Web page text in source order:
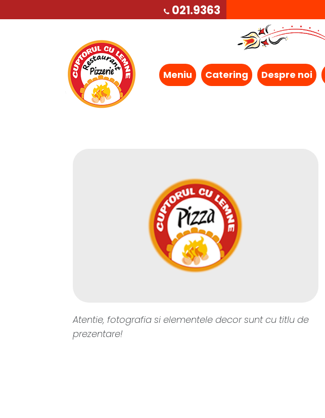
021.9363
Meniu Catering Despre noi
Atentie, fotografia si elementele decor sunt cu titlu de
prezentare!